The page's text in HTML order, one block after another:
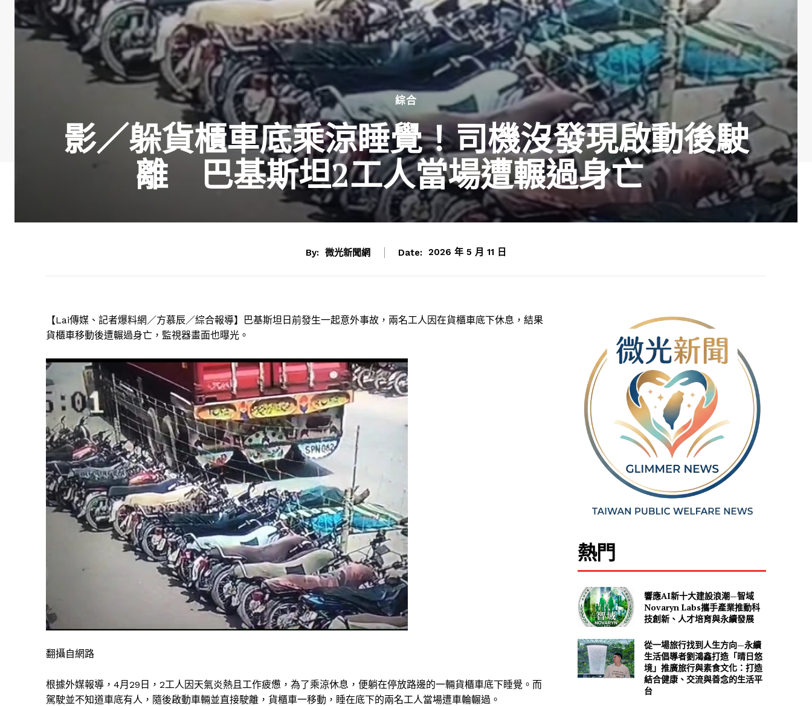
綜合
影／躲貨櫃車底乘涼睡覺！司機沒發現啟動後駛
離 巴基斯坦2工人當場遭輾過身亡
By: 微光新聞網 Date: 2026 年 5 月 11 日
【Lai傳媒、記者爆料網／方慕辰／綜合報導】
巴基斯坦日前發生一起意外事故，兩名工人因在貨櫃車底下休息，結果
貨櫃車移動後遭輾過身亡，監視器畫面也曝光。
翻攝自網路
根據外媒報導，4月29日，2工人因天氣炎熱且工作疲憊，為了乘涼休息，便躺在停放路邊的一輛貨櫃車底下睡覺。而
駕駛並不知道車底有人，隨後啟動車輛並直接駛離，貨櫃車一移動，睡在底下的兩名工人當場遭車輪輾過。
熱門
響應AI新十大建設浪潮—智域
Novaryn Labs攜手產業推動科
技創新、人才培育與永續發展
從一場旅行找到人生方向—永續
生活倡導者劉鴻鑫打造「晴日悠
境」推廣旅行與素食文化：打造
結合健康、交流與善念的生活平
台